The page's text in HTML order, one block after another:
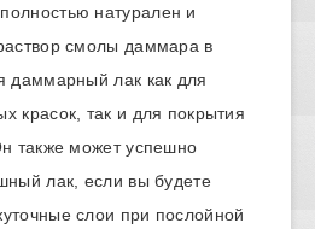
натурален и
смолы даммара в
даммарный лак как для
красок, так и для покрытия
также может успешно
лак, если вы будете
слои при послойной